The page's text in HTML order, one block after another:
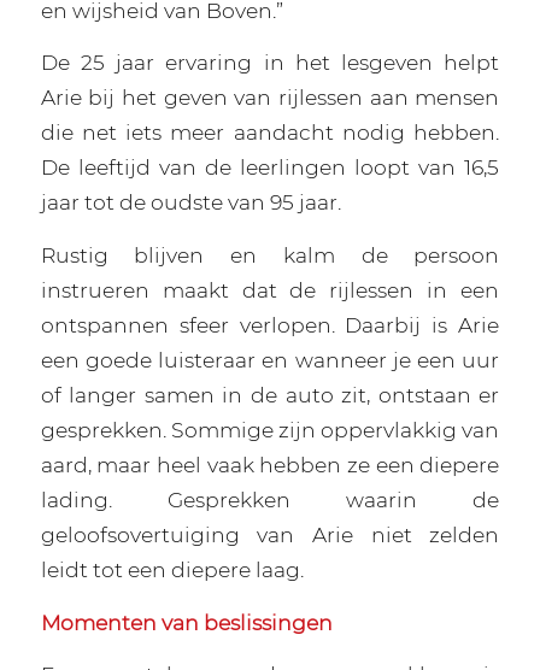
en wijsheid van Boven.”
De 25 jaar ervaring in het lesgeven helpt
Arie bij het geven van rijlessen aan mensen
die net iets meer aandacht nodig hebben.
De leeftijd van de leerlingen loopt van 16,5
jaar tot de oudste van 95 jaar.
Rustig blijven en kalm de persoon
instrueren maakt dat de rijlessen in een
ontspannen sfeer verlopen. Daarbij is Arie
een goede luisteraar en wanneer je een uur
of langer samen in de auto zit, ontstaan er
gesprekken. Sommige zijn oppervlakkig van
aard, maar heel vaak hebben ze een diepere
lading. Gesprekken waarin de
geloofsovertuiging van Arie niet zelden
leidt tot een diepere laag.
Momenten van beslissingen